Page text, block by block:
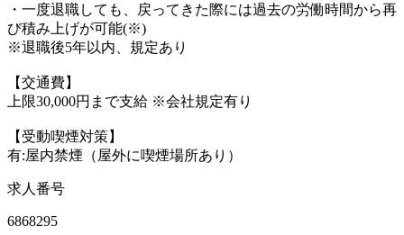
・一度退職しても、戻ってきた際には過去の労働時間から再
び積み上げが可能(※)
※退職後5年以内、規定あり
【交通費】
上限30,000円まで支給 ※会社規定有り
【受動喫煙対策】
有:屋内禁煙（屋外に喫煙場所あり）
求人番号
6868295